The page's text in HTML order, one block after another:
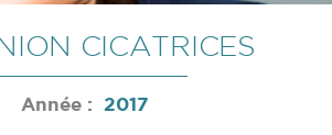
CICATRICES
Année : 2017